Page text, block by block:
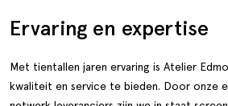
Ervaring en expertise
Met tientallen jaren ervaring is Atelier
kwaliteit en service te bieden. Door onze